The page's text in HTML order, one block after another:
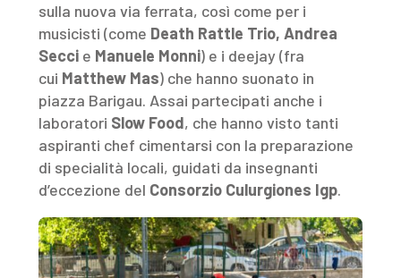
sulla nuova via ferrata, così come per i
musicisti (come Death Rattle Trio, Andrea
Secci e Manuele Monni) e i deejay (fra
cui Matthew Mas) che hanno suonato in
piazza Barigau. Assai partecipati anche i
laboratori Slow Food, che hanno visto tanti
aspiranti chef cimentarsi con la preparazione
di specialità locali, guidati da insegnanti
d’eccezione del Consorzio Culurgiones Igp.